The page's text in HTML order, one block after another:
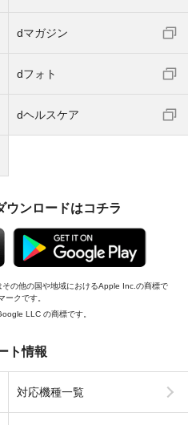
dマガジン
dフォト
dヘルスケア
ウンロードはコチラ
の他の国や地域におけるApple Inc.の商標で
クです。
LLC の商標です。
ト情報
対応機種一覧